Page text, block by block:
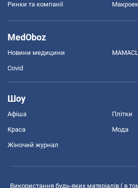
Ринки та компанії
MedOboz
Новини медицини
Covid
Шоу
Афіша Плітки
Краса Мода
Жіночий журнал
Використання будь-яких матеріалів ( в